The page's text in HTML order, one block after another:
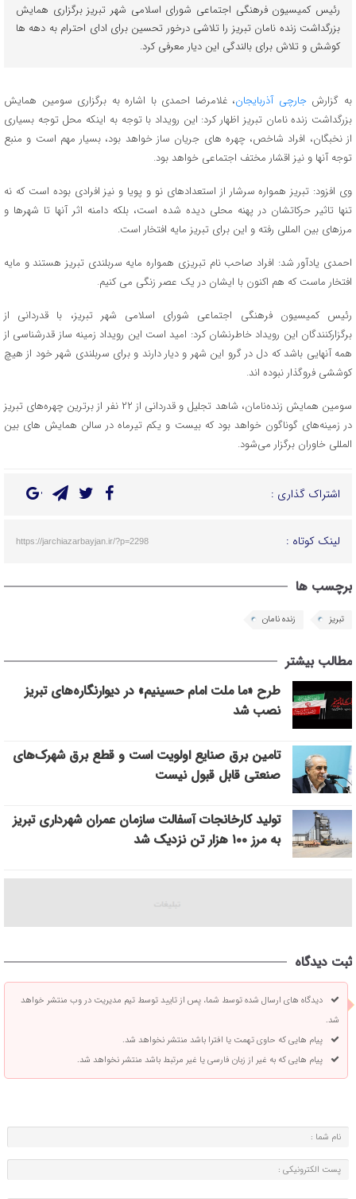
رئیس کمیسیون فرهنگی اجتماعی شورای اسلامی شهر تبریز برگزاری همایش
بزرگداشت زنده نامان تبریز را تلاشی درخور تحسین برای ادای احترام به دهه ها
کوشش و تلاش برای بالندگی این دیار معرفی کرد.
به گزارشجارچی آذربایجان، غلامرضا احمدی با اشاره به برگزاری سومین همایش
بزرگداشت زنده نامان تبریز اظهار کرد: این رویداد با توجه به اینکه محل توجه بسیاری
از نخبگان، افراد شاخص، چهره های جریان ساز خواهد بود، بسیار مهم است و منبع
توجه آنها و نیز اقشار مختف اجتماعی خواهد بود.
وی افزود: تبریز همواره سرشار از استعدادهای نو و پویا و نیز افرادی بوده است که نه
تنها تاثیر حرکاتشان در پهنه محلی دیده شده است، بلکه دامنه اثر آنها تا شهرها و
مرزهای بین المللی رفته و این برای تبریز مایه افتخار است.
احمدی یادآور شد: افراد صاحب نام تبریزی همواره مایه سربلندی تبریز هستند و مایه
افتخار ماست که هم اکنون با ایشان در یک عصر زنگی می کنیم.
رئیس کمیسیون فرهنگی اجتماعی شورای اسلامی شهر تبریز، با قدردانی از
برگزارکنندگان این رویداد خاطرنشان کرد: امید است این رویداد زمینه ساز قدرشناسی از
همه آنهایی باشد که دل در گرو این شهر و دیار دارند و برای سربلندی شهر خود از هیچ
کوششی فروگذار نبوده اند.
سومین همایش زنده‌نامان، شاهد تجلیل و قدردانی از ۲۲ نفر از برترین چهره‌های تبریز
در زمینه‌های گوناگون خواهد بود که بیست و یکم تیرماه در سالن همایش های بین
المللی خاوران برگزار می‌شود.
اشتراک گذاری :
لینک کوتاه : https://jarchiazarbayjan.ir/?p=2298
برچسب ها
تبریز زنده نامان
مطالب بیشتر
طرح «ما ملت امام حسینیم» در دیوارنگاره‌های تبریز
نصب شد
تامین برق صنایع اولویت است و قطع برق شهرک‌های
صنعتی قابل قبول نیست
تولید کارخانجات آسفالت سازمان عمران شهرداری تبریز
به مرز ۱۰۰ هزار تن نزدیک شد
ثبت دیدگاه
دیدگاه های ارسال شده توسط شما، پس از تایید توسط تیم مدیریت در وب منتشر خواهد
شد.
پیام هایی که حاوی تهمت یا افترا باشد منتشر نخواهد شد.
پیام هایی که به غیر از زبان فارسی یا غیر مرتبط باشد منتشر نخواهد شد.